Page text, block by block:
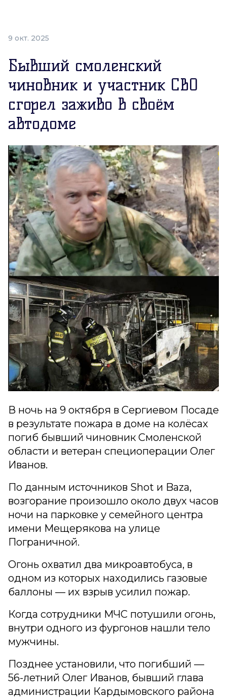
9 окт. 2025
Бывший смоленский
чиновник и участник СВО
сгорел заживо в своём
автодоме
В ночь на 9 октября в Сергиевом Посаде
в результате пожара в доме на колёсах
погиб бывший чиновник Смоленской
области и ветеран специоперации Олег
Иванов.
По данным источников Shot и Baza,
возгорание произошло около двух часов
ночи на парковке у семейного центра
имени Мещерякова на улице
Пограничной.
Огонь охватил два микроавтобуса, в
одном из которых находились газовые
баллоны — их взрыв усилил пожар.
Когда сотрудники МЧС потушили огонь,
внутри одного из фургонов нашли тело
мужчины.
Позднее установили, что погибший —
56-летний Олег Иванов, бывший глава
администрации Кардымовского района